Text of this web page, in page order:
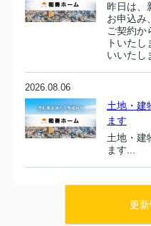
昨日は、
お申込み
ご契約か
トいた
いいたし
2026.08.06
土地・建
ます
土地・建
ます...
2026.08.05
新築一
更